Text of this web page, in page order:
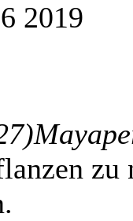
2019
zu